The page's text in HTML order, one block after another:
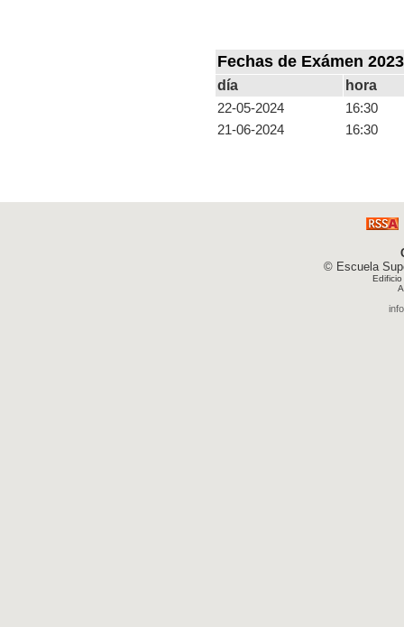
Fechas de Exámen
día
hora
22-05-2024
16:30
21-06-2024
16:30
© Escuela